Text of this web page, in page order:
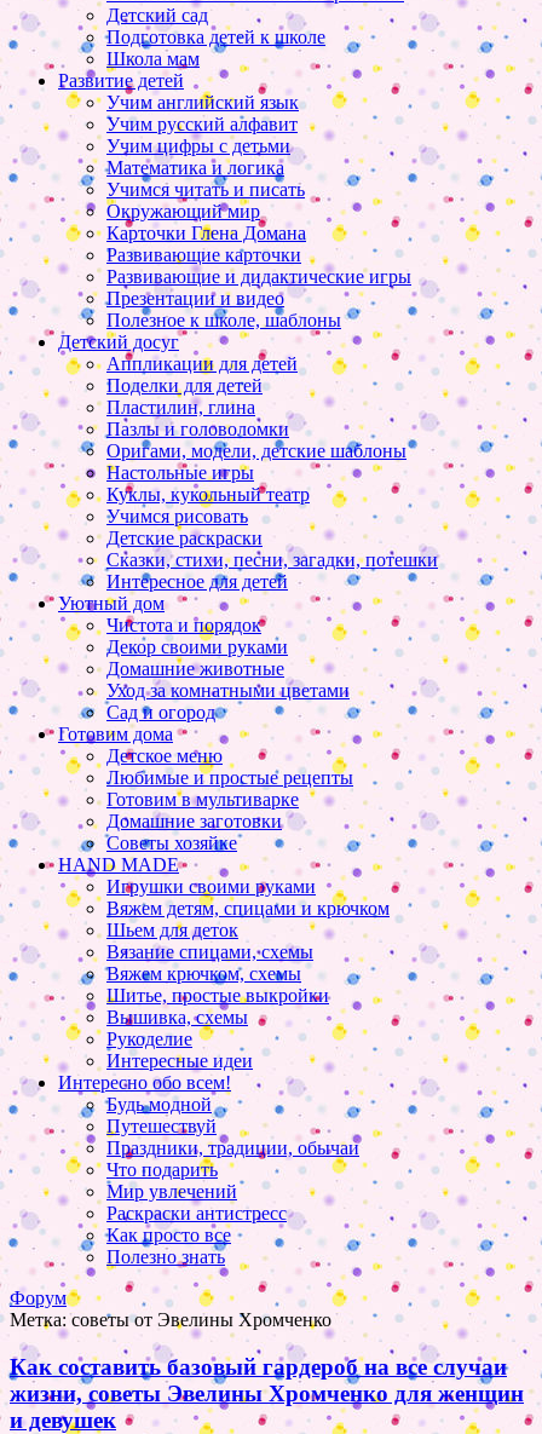
Детский сад
Подготовка детей к школе
Школа мам
Развитие детей
Учим английский язык
Учим русский алфавит
Учим цифры с детьми
Математика и логика
Учимся читать и писать
Окружающий мир
Карточки Глена Домана
Развивающие карточки
Развивающие и дидактические игры
Презентации и видео
Полезное к школе, шаблоны
Детский досуг
Аппликации для детей
Поделки для детей
Пластилин, глина
Пазлы и головоломки
Оригами, модели, детские шаблоны
Настольные игры
Куклы, кукольный театр
Учимся рисовать
Детские раскраски
Сказки, стихи, песни, загадки, потешки
Интересное для детей
Уютный дом
Чистота и порядок
Декор своими руками
Домашние животные
Уход за комнатными цветами
Сад и огород
Готовим дома
Детское меню
Любимые и простые рецепты
Готовим в мультиварке
Домашние заготовки
Советы хозяйке
HAND MADE
Игрушки своими руками
Вяжем детям, спицами и крючком
Шьем для деток
Вязание спицами, схемы
Вяжем крючком, схемы
Шитье, простые выкройки
Вышивка, схемы
Рукоделие
Интересные идеи
Интересно обо всем!
Будь модной
Путешествуй
Праздники, традиции, обычаи
Что подарить
Мир увлечений
Раскраски антистресс
Как просто все
Полезно знать
Форум
Метка:советы от Эвелины Хромченко
Как составить базовый гардероб на все случаи
жизни, советы Эвелины Хромченко для женщин
и девушек